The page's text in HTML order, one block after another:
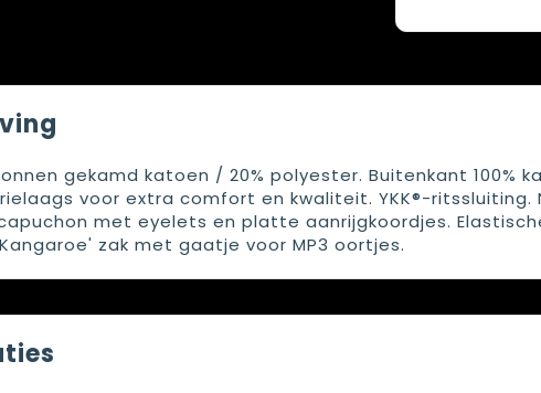
gekamd katoen / 20% polyester. Buitenkant 100%
voor extra comfort en kwaliteit. YKK®-
met eyelets en platte aanrijgkoordjes.
zak met gaatje voor MP3 oortjes.